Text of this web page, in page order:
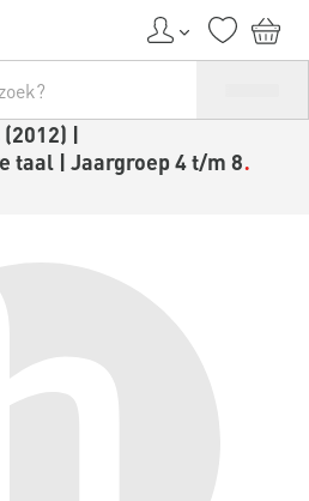
|
taal | Jaargroep 4 t/m 8